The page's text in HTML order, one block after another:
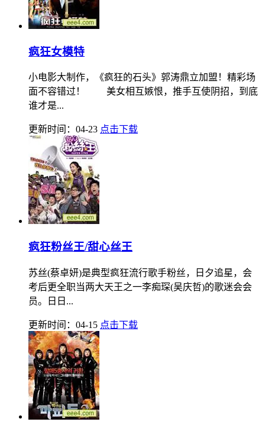
疯狂女模特
小电影大制作，《疯狂的石头》郭涛鼎立加盟！精彩场
面不容错过！ 美女相互嫉恨，推手互使阴招，到底
谁才是...
更新时间：04-23 点击下载
疯狂粉丝王/甜心丝王
苏丝(蔡卓妍)是典型疯狂流行歌手粉丝，日夕追星，会
考后更全职当两大天王之一李痴琛(吴庆哲)的歌迷会会
员。日日...
更新时间：04-15 点击下载